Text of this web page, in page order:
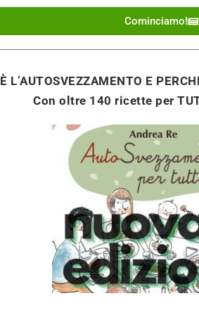
Cominciamo!
L’AUTOSVEZZAMENTO E
Con oltre 140 ricette per